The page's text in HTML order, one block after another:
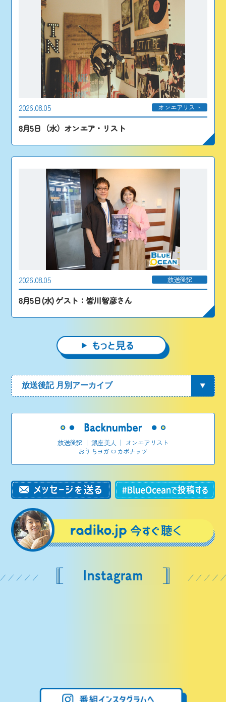
2026.08.05 オンエアリスト
8月5日（水）オンエア・リスト
2026.08.05 放送後記
8月5日(水) ゲスト：皆川智彦さん
放送後記｜銀座美人 ｜ オンエアリスト
おうちヨガ ロカボナッツ